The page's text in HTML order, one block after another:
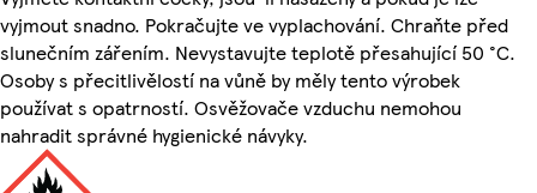
vyjmout snadno. Pokračujte ve vyplachování. Chraňte před
slunečním zářením. Nevystavujte teplotě přesahující 50 °C.
Osoby s přecitlivělostí na vůně by měly tento výrobek
používat s opatrností. Osvěžovače vzduchu nemohou
nahradit správné hygienické návyky.